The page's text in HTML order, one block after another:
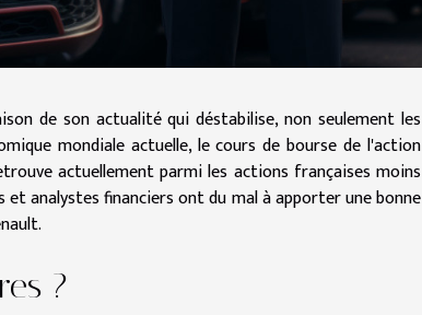
de son actualité qui déstabilise, non seulement les
mondiale actuelle, le cours de bourse de l'action
actuellement parmi les actions françaises moins
et analystes financiers ont du mal à apporter une bonne
?